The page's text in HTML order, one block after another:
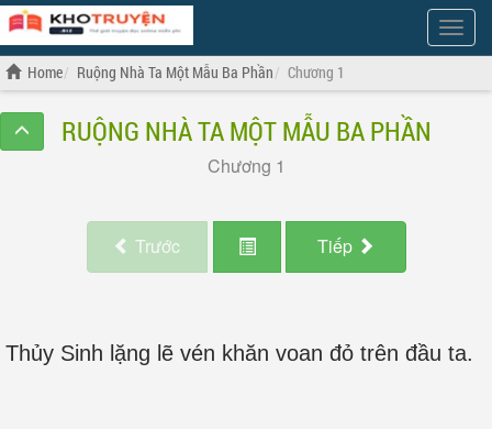
Show
Menu
Home Ruộng Nhà Ta Một Mẫu Ba Phần Chương 1
RUỘNG NHÀ TA MỘT MẪU BA PHẦN
Chương 1
Trước Tiếp
Thủy Sinh lặng lẽ vén khăn voan đỏ trên đầu ta.